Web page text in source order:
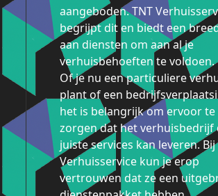
aangeboden. TNT
begrijpt dit en biedt een
aan diensten om aan al je
verhuisbehoeften te voldoen.
Of je nu een particuliere
plant of een
het is belangrijk om ervoor te
zorgen dat het verhuisbedrijf
juiste services kan leveren. Bij
Verhuisservice kun je erop
vertrouwen dat ze een